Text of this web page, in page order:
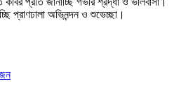
প্রাণঢালা অভিনন্দন ও শুভেচ্ছা।